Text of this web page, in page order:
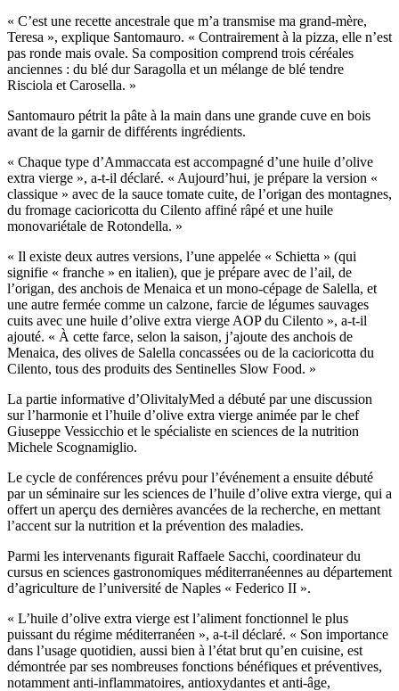
« C’est une recette ancestrale que m’a transmise ma grand-mère,
Teresa », explique Santomauro. « Contrairement à la pizza, elle n’est
pas ronde mais ovale. Sa composition comprend trois céréales
anciennes : du blé dur Saragolla et un mélange de blé tendre
Risciola et Carosella. »
Santomauro pétrit la pâte à la main dans une grande cuve en bois
avant de la garnir de différents ingrédients.
« Chaque type d’Ammaccata est accompagné d’une huile d’olive
extra vierge », a-t-il déclaré. « Aujourd’hui, je prépare la version «
classique » avec de la sauce tomate cuite, de l’origan des montagnes,
du fromage cacioricotta du Cilento affiné râpé et une huile
monovariétale de Rotondella. »
« Il existe deux autres versions, l’une appelée « Schietta » (qui
signifie « franche » en italien), que je prépare avec de l’ail, de
l’origan, des anchois de Menaica et un mono-cépage de Salella, et
une autre fermée comme un calzone, farcie de légumes sauvages
cuits avec une huile d’olive extra vierge AOP du Cilento », a-t-il
ajouté. « À cette farce, selon la saison, j’ajoute des anchois de
Menaica, des olives de Salella concassées ou de la cacioricotta du
Cilento, tous des produits des Sentinelles Slow Food. »
La partie informative d’OlivitalyMed a débuté par une discussion
sur l’harmonie et l’huile d’olive extra vierge animée par le chef
Giuseppe Vessicchio et le spécialiste en sciences de la nutrition
Michele Scognamiglio.
Le cycle de conférences prévu pour l’événement a ensuite débuté
par un séminaire sur les sciences de l’huile d’olive extra vierge, qui a
offert un aperçu des dernières avancées de la recherche, en mettant
l’accent sur la nutrition et la prévention des maladies.
Parmi les intervenants figurait Raffaele Sacchi, coordinateur du
cursus en sciences gastronomiques méditerranéennes au département
d’agriculture de l’université de Naples « Federico II ».
« L’huile d’olive extra vierge est l’aliment fonctionnel le plus
puissant du régime méditerranéen », a-t-il déclaré. « Son importance
dans l’usage quotidien, aussi bien à l’état brut qu’en cuisine, est
démontrée par ses nombreuses fonctions bénéfiques et préventives,
notamment anti-inflammatoires, antioxydantes et anti-âge,